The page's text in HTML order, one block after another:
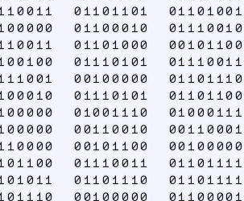
01101101 01101001
01100010 01110010
01101000 00101100
01110101 01110011
00100000 01101110
01110101 01101100
01001110 01000111
00110010 00110001
00101100 00100000
01110011 01101111
01101110 01101111
00100000 01100001